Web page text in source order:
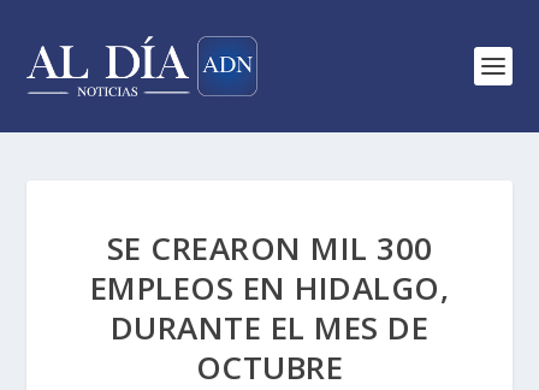
SE CREARON MIL 300
EMPLEOS EN HIDALGO,
DURANTE EL MES DE
OCTUBRE